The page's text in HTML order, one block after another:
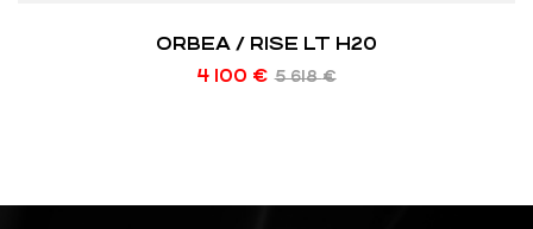
ORBEA / RISE LT H20
5 618€
4 100 €